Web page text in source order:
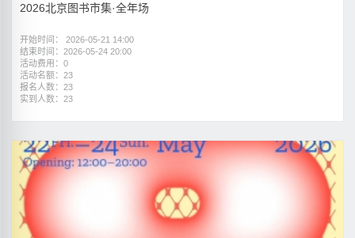
2026北京图书市集·全年场
开始时间： 2026-05-21 14:00
结束时间：2026-05-24 20:00
活动费用：0
活动名额：23
报名人数：23
实到人数：23